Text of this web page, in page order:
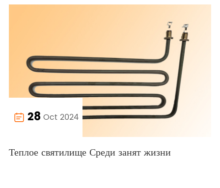
 28 Oct 2024
Теплое святилище Среди занят жизни